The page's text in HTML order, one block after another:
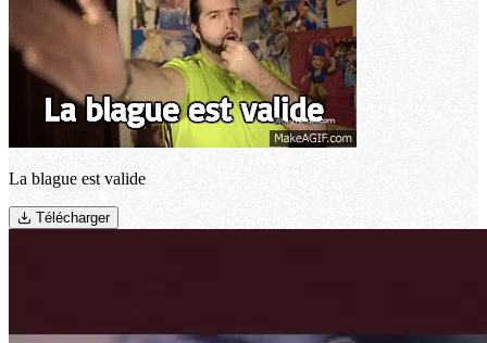
La blague est valide
Télécharger